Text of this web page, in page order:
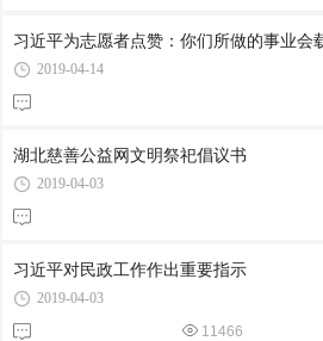
习近平为志愿者点赞：你们所做的事业会
2019-04-14
湖北慈善公益网文明祭祀倡议书
2019-04-03
习近平对民政工作作出重要指示
2019-04-03
11466